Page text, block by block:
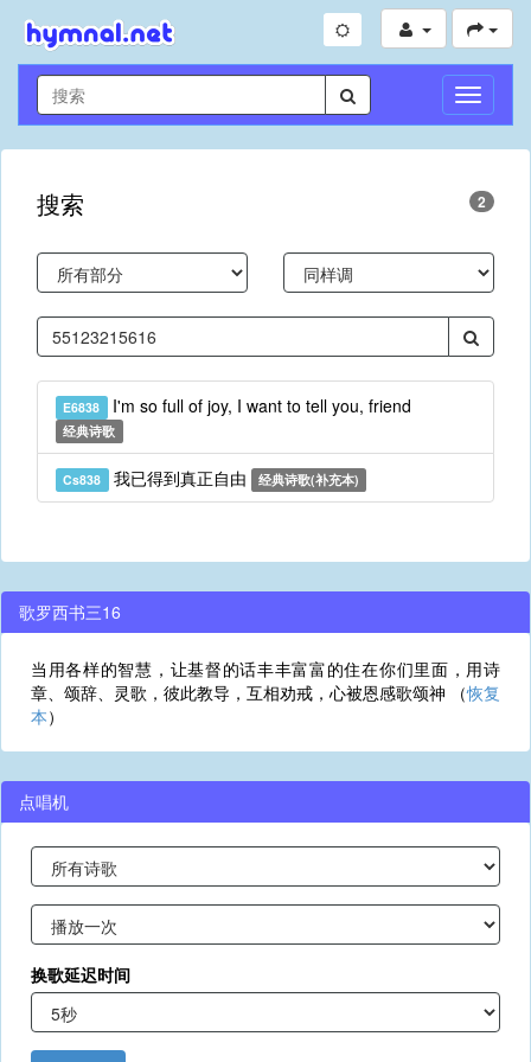
切
换
导
搜索 2
E6838 I'm so full of joy, I want to tell you, friend
经典诗歌
Cs838 我已得到真正自由 经典诗歌(补充本)
歌罗西书三16
当用各样的智慧，让基督的话丰丰富富的住在你们里面，用诗
章、颂辞、灵歌，彼此教导，互相劝戒，心被恩感歌颂神 （恢复
本）
点唱机
换歌延迟时间